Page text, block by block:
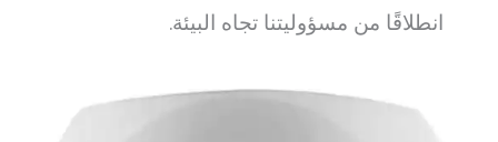
انطلاقًا من مسؤوليتنا تجاه البيئة.